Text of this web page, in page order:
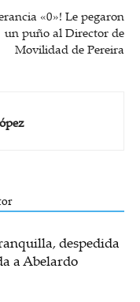
«0»! Le pegaron
un puño al Director de
Movilidad de Pereira
despedida
a Abelardo